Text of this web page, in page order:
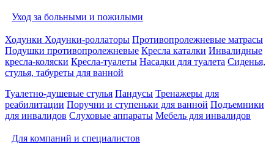
Уход за больными и пожилыми
Ходунки Ходунки-роллаторы Противопролежневые матрасы
Подушки противопролежневые Кресла каталки Инвалидные
кресла-коляски Кресла-туалеты Насадки для туалета Сиденья,
стулья, табуреты для ванной
Туалетно-душевые стулья Пандусы Тренажеры для
реабилитации Поручни и ступеньки для ванной Подъемники
для инвалидов Слуховые аппараты Мебель для инвалидов
Для компаний и специалистов